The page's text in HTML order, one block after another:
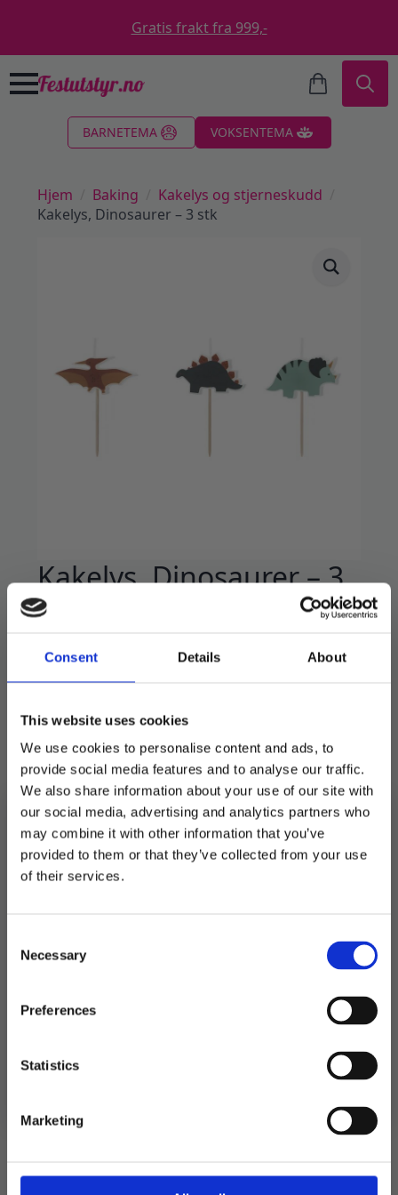
Consent Details About
This website uses cookies
We use cookies to personalise content and ads, to
provide social media features and to analyse our traffic.
We also share information about your use of our site with
our social media, advertising and analytics partners who
may combine it with other information that you’ve
provided to them or that they’ve collected from your use
of their services.
Selection
Necessary
Preferences
Statistics
Marketing
Gratis frakt fra 999,-
BARNETEMA VOKSENTEMA
Hjem Baking
Kakelys og stjerneskudd
Kakelys, Dinosaurer – 3 stk
Kakelys, Dinosaurer – 3
stk
49kr
Kakelys med kule dinosaurer.
3 stk i pakken.
På lager
Kakelys,
Dinosaurer
-
3
stk
antall
LEGG I HANDLEKURV
Produktnummer:108832
Kakelys og stjerneskudd
Stikkord:Barnebursdag
Relaterte produkter